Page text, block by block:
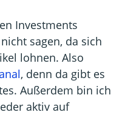
Investments
sagen, da sich
lohnen. Also
, denn da gibt es
Außerdem bin ich
aktiv auf